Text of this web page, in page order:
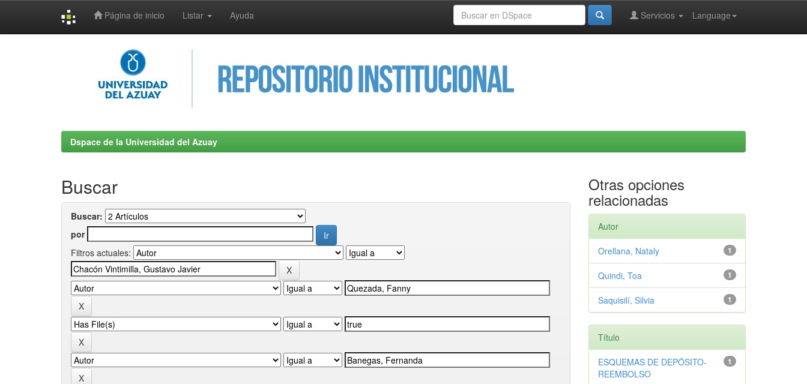
Página de inicio Listar Ayuda Language
Servicios
Dspace de la Universidad del Azuay
Buscar
Buscar:
por
Filtros actuales:
Otras opciones
relacionadas
Autor
1
Orellana, Nataly
1
Quindi, Toa
1
Saquisilí, Silvia
Título
1
ESQUEMAS DE DEPÓSITO-
REEMBOLSO